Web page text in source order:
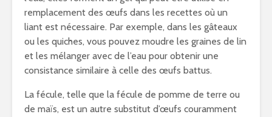
remplacement des œufs dans les recettes où un
liant est nécessaire. Par exemple, dans les gâteaux
ou les quiches, vous pouvez moudre les graines de lin
et les mélanger avec de l’eau pour obtenir une
consistance similaire à celle des œufs battus.
La fécule, telle que la fécule de pomme de terre ou
de maïs, est un autre substitut d’œufs couramment